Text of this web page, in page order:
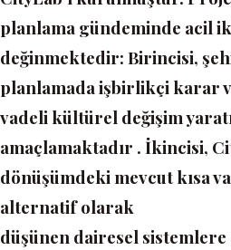
planlama gündeminde acil
değinmektedir: Birincisi,
planlamada işbirlikçi karar
vadeli kültürel değişim
amaçlamaktadır . İkincisi,
dönüşümdeki mevcut kısa
alternatif olarak
düşünen dairesel sistemlere